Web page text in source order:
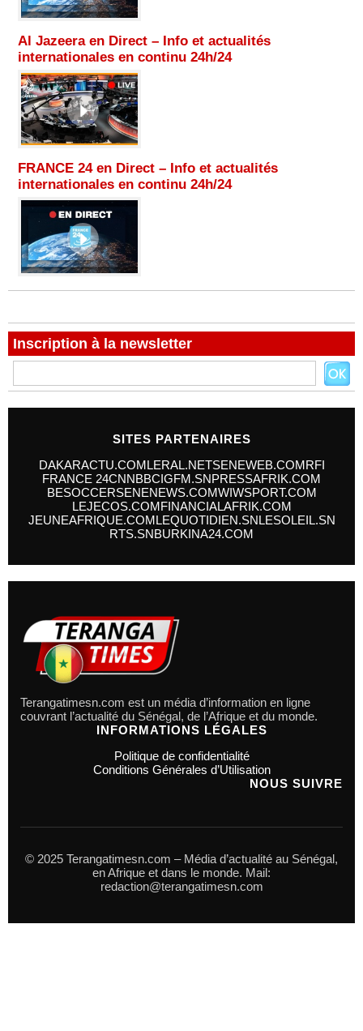
Al Jazeera en Direct – Info et actualités
internationales en continu 24h/24
FRANCE 24 en Direct – Info et actualités
internationales en continu 24h/24
Inscription à la newsletter
SITES PARTENAIRES
DAKARACTU.COMLERAL.NETSENEWEB.COMRFI
FRANCE 24CNNBBCIGFM.SNPRESSAFRIK.COM
BESOCCERSENENEWS.COMWIWSPORT.COM
LEJECOS.COMFINANCIALAFRIK.COM
JEUNEAFRIQUE.COMLEQUOTIDIEN.SNLESOLEIL.SN
RTS.SNBURKINA24.COM
Terangatimesn.com est un média d’information en ligne
couvrant l’actualité du Sénégal, de l’Afrique et du monde.
INFORMATIONS LÉGALES
Politique de confidentialité
Conditions Générales d’Utilisation
NOUS SUIVRE
© 2025 Terangatimesn.com – Média d’actualité au Sénégal,
en Afrique et dans le monde. Mail:
redaction@terangatimesn.com